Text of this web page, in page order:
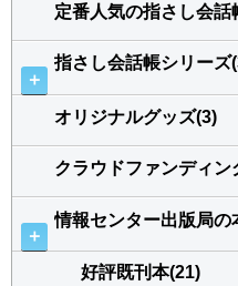
定番人気の指さし会話
＋
指さし会話帳シリーズ
オリジナルグッズ(3)
クラウドファンディン
＋
情報センター出版局の
好評既刊本(21)